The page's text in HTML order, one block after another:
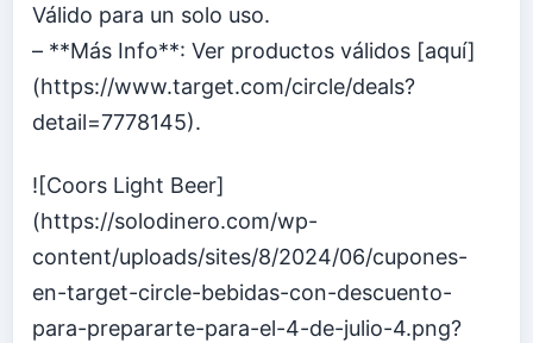
Válido para un solo uso.
– **Más Info**: Ver productos válidos [aquí]
(https://www.target.com/circle/deals?
detail=7778145).
![Coors Light Beer]
(https://solodinero.com/wp-
content/uploads/sites/8/2024/06/cupones-
en-target-circle-bebidas-con-descuento-
para-prepararte-para-el-4-de-julio-4.png?